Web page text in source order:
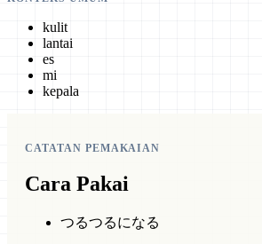
kulit
lantai
es
mi
kepala
CATATAN PEMAKAIAN
Cara Pakai
つるつるになる